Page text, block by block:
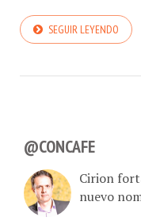
SEGUIR LEYENDO
@CONCAFE
Cirion
nuevo